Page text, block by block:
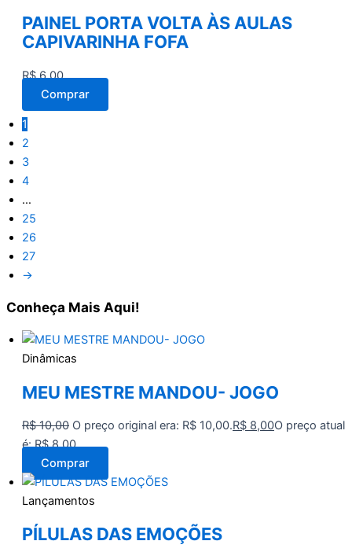
PAINEL PORTA VOLTA ÀS AULAS
CAPIVARINHA FOFA
R$6,00
Comprar
1
2
3
4
…
25
26
27
→
Conheça Mais Aqui!
Dinâmicas
MEU MESTRE MANDOU- JOGO
R$10,00 O preço original era: R$ 10,00.R$ 8,00O preço atual
é: R$ 8,00.
Comprar
Lançamentos
PÍLULAS DAS EMOÇÕES